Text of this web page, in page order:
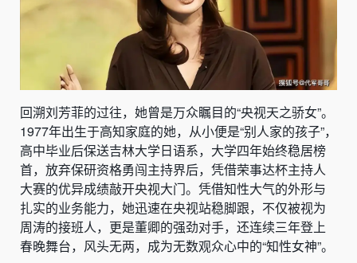
回溯刘芳菲的过往，她曾是万众瞩目的“央视天之骄女”。
1977年出生于高知家庭的她，从小便是“别人家的孩子”，
高中毕业后保送吉林大学日语系，大学四年始终稳居榜
首，放弃保研资格勇闯主持界后，凭借荣事达杯主持人
大赛的优异成绩敲开央视大门。凭借知性大气的外形与
扎实的业务能力，她迅速在央视站稳脚跟，不仅被视为
周涛的接班人，更是董卿的强劲对手，还连续三年登上
春晚舞台，风头无两，成为无数观众心中的“知性女神”。